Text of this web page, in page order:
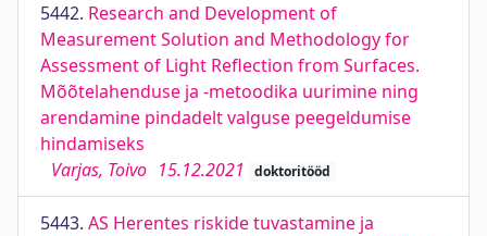
5442. Research and Development of
Measurement Solution and Methodology for
Assessment of Light Reflection from Surfaces.
Mõõtelahenduse ja -metoodika uurimine ning
arendamine pindadelt valguse peegeldumise
hindamiseks
Varjas, Toivo 15.12.2021 doktoritööd
5443. AS Herentes riskide tuvastamine ja